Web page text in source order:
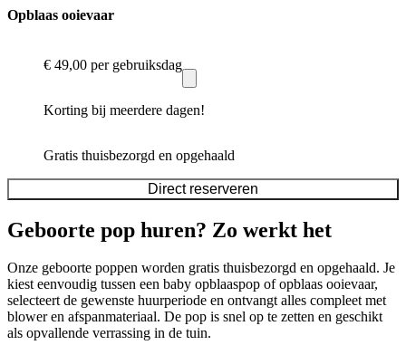
Opblaas ooievaar
€ 49,00 per gebruiksdag
Korting bij meerdere dagen!
Gratis thuisbezorgd en opgehaald
Direct reserveren
Geboorte pop huren? Zo werkt het
Onze geboorte poppen worden gratis thuisbezorgd en opgehaald. Je
kiest eenvoudig tussen een baby opblaaspop of opblaas ooievaar,
selecteert de gewenste huurperiode en ontvangt alles compleet met
blower en afspanmateriaal. De pop is snel op te zetten en geschikt
als opvallende verrassing in de tuin.